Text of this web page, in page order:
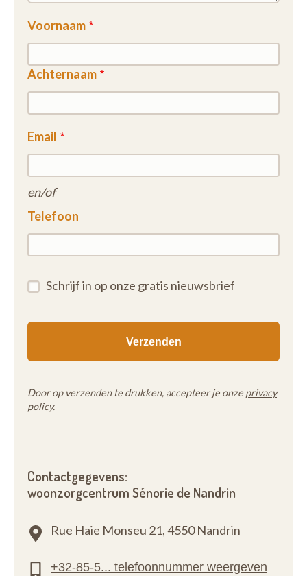
Voornaam
Achternaam
Email
en/of
Telefoon
Schrijf in op onze gratis nieuwsbrief
Door op verzenden te drukken, accepteer je onze privacy
policy.
Contactgegevens:
woonzorgcentrum Sénorie de Nandrin
Rue Haie Monseu 21,4550 Nandrin